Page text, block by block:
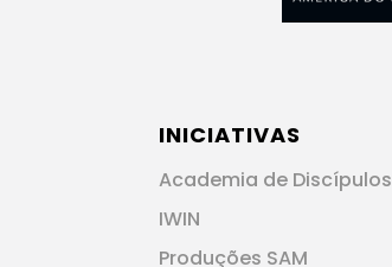
INICIATIVAS
Academia de Discípulos
IWIN
Produções SAM